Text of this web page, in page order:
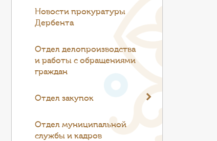
Новости прокуратуры
Дербента
Отдел делопроизводства
и работы с обращениями
граждан
Отдел закупок
Отдел муниципальной
службы и кадров